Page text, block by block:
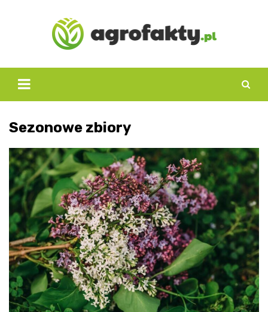
Sezonowe zbiory